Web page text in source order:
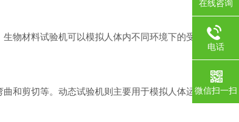
物材料试验机可以模拟人体内不同环境下的受
和剪切等。动态试验机则主要用于模拟人体运
在线咨询
电话
微信扫一扫